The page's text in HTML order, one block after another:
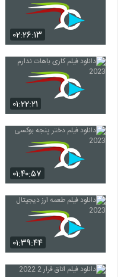
۰۲:۲۶:۱۳
۰۱:۲۲:۲۱
۰۱:۴۰:۵۷
۰۱:۳۹:۴۴